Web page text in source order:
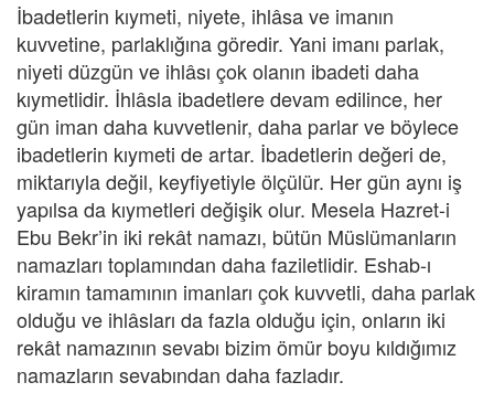
İbadetlerin kıymeti, niyete, ihlâsa ve imanın
kuvvetine, parlaklığına göredir. Yani imanı parlak,
niyeti düzgün ve ihlâsı çok olanın ibadeti daha
kıymetlidir. İhlâsla ibadetlere devam edilince, her
gün iman daha kuvvetlenir, daha parlar ve böylece
ibadetlerin kıymeti de artar. İbadetlerin değeri de,
miktarıyla değil, keyfiyetiyle ölçülür. Her gün aynı iş
yapılsa da kıymetleri değişik olur. Mesela Hazret-i
Ebu Bekr’in iki rekât namazı, bütün Müslümanların
namazları toplamından daha faziletlidir. Eshab-ı
kiramın tamamının imanları çok kuvvetli, daha parlak
olduğu ve ihlâsları da fazla olduğu için, onların iki
rekât namazının sevabı bizim ömür boyu kıldığımız
namazların sevabından daha fazladır.